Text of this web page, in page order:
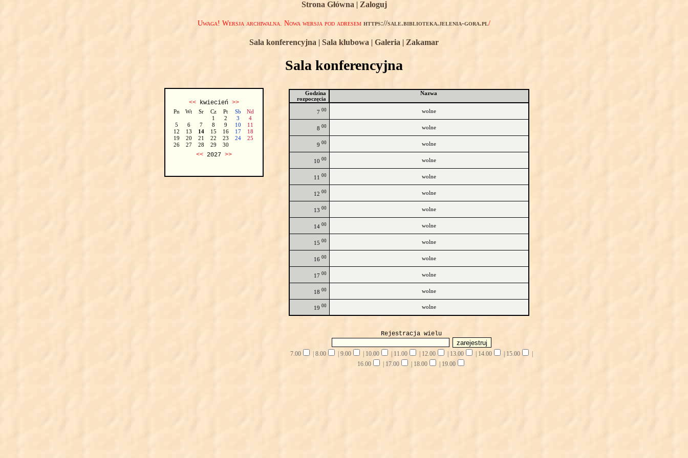
Strona Główna | Zaloguj
Uwaga! Wersja archiwalna. Nowa wersja pod adresem https://sale.biblioteka.jelenia-gora.pl/
Sala konferencyjna | Sala klubowa | Galeria | Zakamar
Sala konferencyjna
<<kwiecień >>
Pn Wt Sr Cz Pt Sb
Nd
1
2 3
4
5
6 7 8 9 10
11
12
13 14 15 16 17
18
19
20 21 22 23 24
25
26
27 28 29 30
<<2027 >>
Godzina
rozpoczęcia
Nazwa
7 00 wolne
8 00 wolne
9 00 wolne
10 00 wolne
11 00 wolne
12 00 wolne
13 00 wolne
14 00 wolne
15 00 wolne
16 00 wolne
17 00 wolne
18 00 wolne
19 00 wolne
Rejestracja wielu
7.00 8.00 9.00 10.00 11.00 12.00 13.00 14.00 15.00
16.00
17.00 18.00 19.00